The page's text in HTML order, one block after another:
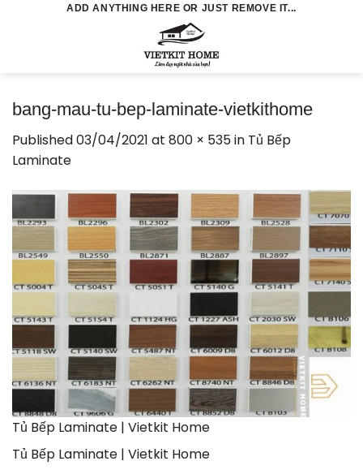
ADD ANYTHING HERE OR JUST REMOVE IT...
bang-mau-tu-bep-laminate-vietkithome
Published03/04/2021 at 800 × 535in Tủ Bếp
Laminate
Tủ Bếp Laminate | Vietkit Home
Tủ Bếp Laminate | Vietkit Home